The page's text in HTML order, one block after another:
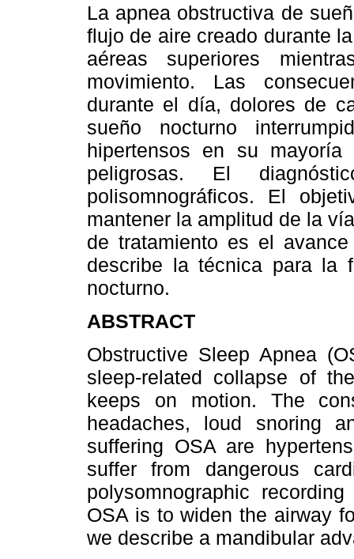
La apnea obstructiva de
flujo de aire creado durante
aéreas superiores
movimiento. Las
durante el día, dolores de
sueño nocturno
hipertensos en su
peligrosas. El
polisomnográficos. El
mantener la amplitud de la
de tratamiento es el
describe la técnica para la
nocturno.
ABSTRACT
Obstructive Sleep Apnea
sleep-related collapse of
keeps on motion. The
headaches, loud snoring
suffering OSA are
suffer from dangerous
polysomnographic
OSA is to widen the airway
we describe a mandibular